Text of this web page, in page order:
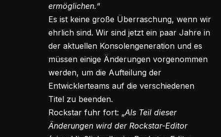
ermöglichen.“
Es ist keine große Überraschung, wenn wir
ehrlich sind. Wir sind jetzt ein paar Jahre in
der aktuellen Konsolengeneration und es
müssen einige Änderungen vorgenommen
werden, um die Aufteilung der
Entwicklerteams auf die verschiedenen
Titel zu beenden.
Rockstar fuhr fort: „Als Teil dieser
Änderungen wird der Rockstar-Editor